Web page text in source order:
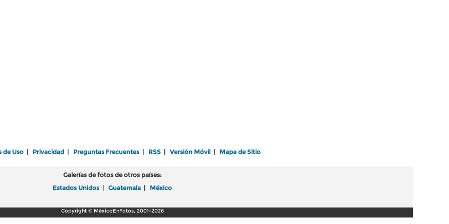
de Uso Privacidad Preguntas Frecuentes RSS Versión Móvil Mapa de Sitio
Galerías de fotos de otros países:
Estados Unidos
Guatemala México
Copyright © MéxicoEnFotos, 2001-2026